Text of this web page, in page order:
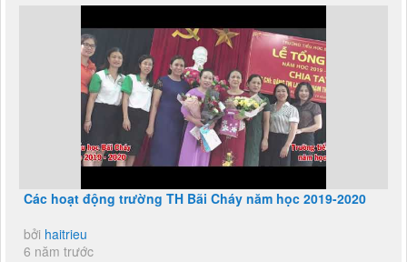
Các hoạt động trường TH Bãi Cháy năm học 2019-2020
bởi haitrieu
6 năm trước